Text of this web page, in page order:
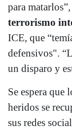
para
terrorismo
ICE, que
defensivos".
un disparo y
Se espera que
heridos se
sus redes